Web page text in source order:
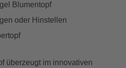
Blumentopf
oder Hinstellen
überzeugt im innovativen